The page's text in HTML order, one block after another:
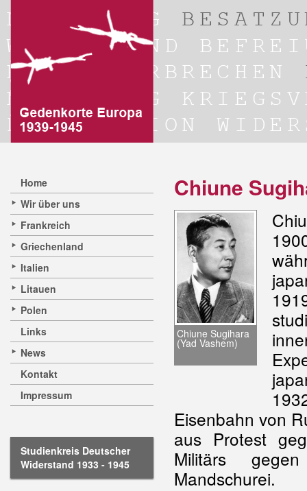
Home
Wir über uns
Frankreich
Griechenland
Italien
Litauen
Polen
Links
News
Kontakt
Impressum
Studienkreis Deutscher
Widerstand 1933 - 1945
Chiune
Chiune Sugihara
(Yad Vashem)
Eisenbahn von
aus Protest
Militärs
Mandschurei.